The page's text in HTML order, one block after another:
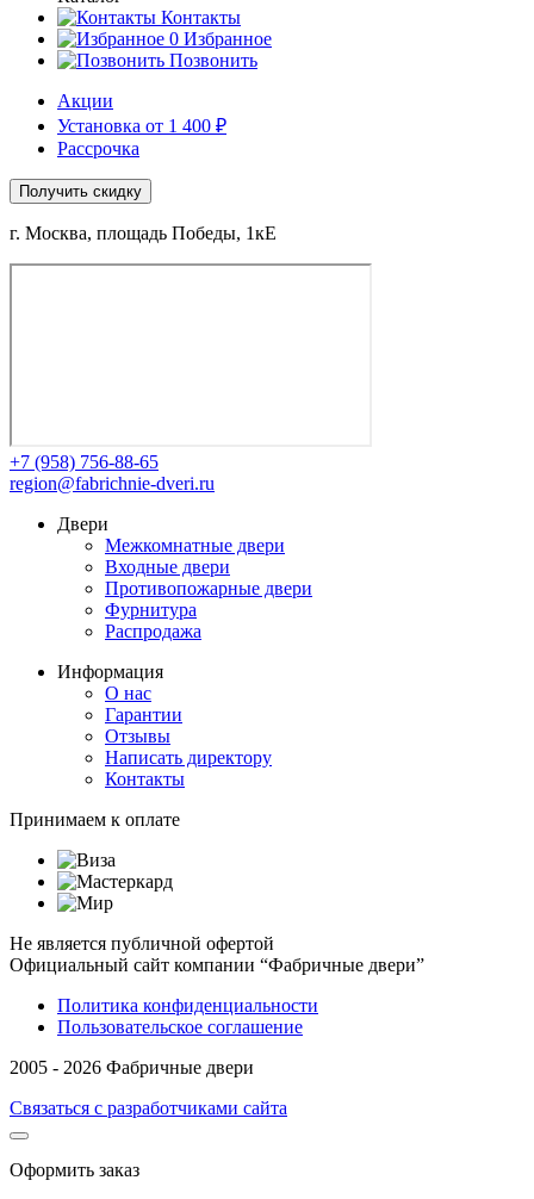
Контакты
0 Избранное
Позвонить
Акции
Установка от 1 400 ₽
Рассрочка
Получить скидку
г. Москва, площадь Победы, 1кЕ
+7 (958) 756-88-65
region@fabrichnie-dveri.ru
Двери
Межкомнатные двери
Входные двери
Противопожарные двери
Фурнитура
Распродажа
Информация
О нас
Гарантии
Отзывы
Написать директору
Контакты
Принимаем к оплате
Не является публичной офертой
Официальный сайт компании “Фабричные двери”
Политика конфиденциальности
Пользовательское соглашение
2005 - 2026 Фабричные двери
Связаться с разработчиками сайта
Оформить заказ